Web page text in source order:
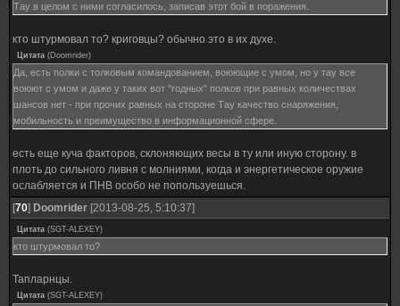
Тау в целом с ними согласилось, записав этот бой в поражения.
кто штурмовал то? криговцы? обычно это в их духе.
Цитата (Doomrider)
Да, есть полки с толковым командованием, воюющие с умом, но у тау все
воюют с умом и даже у таких вот "годных" полков при равных количествах
шансов нет - при прочих равных на стороне Тау качество снаряжения,
мобильность и преимущество в информационной сфере.
есть еще куча факторов, склоняющих весы в ту или иную сторону. в
плоть до сильного ливня с молниями, когда и энергетическое оружие
ослабляется и ПНВ особо не попользуешься.
[70] Doomrider [2013-08-25, 5:10:37]
Цитата (SGT-ALEXEY)
кто штурмовал то?
Тапларнцы.
Цитата (SGT-ALEXEY)